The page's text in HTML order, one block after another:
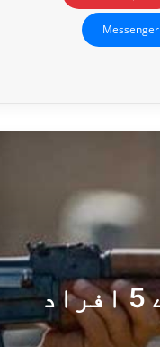
Messenger
پنجگور میں مسلح افراد کی فائرنگ سے 5 افراد